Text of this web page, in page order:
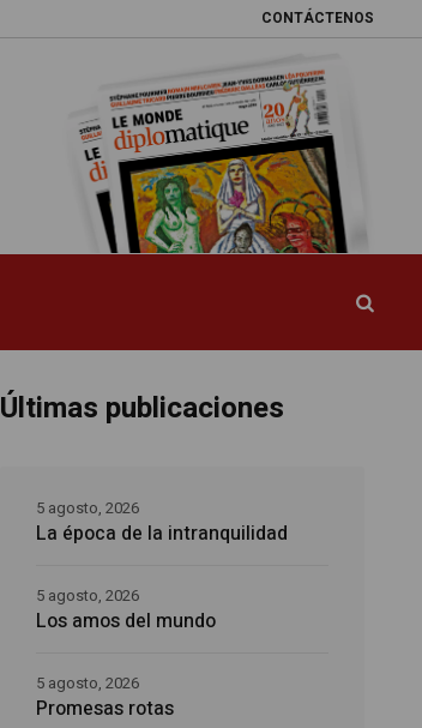
CONTÁCTENOS
La esquiva reforma
Últimas publicaciones
La época de la intranquilidad
5 agosto, 2026
Los amos del mundo
5 agosto, 2026
Promesas rotas
5 agosto, 2026